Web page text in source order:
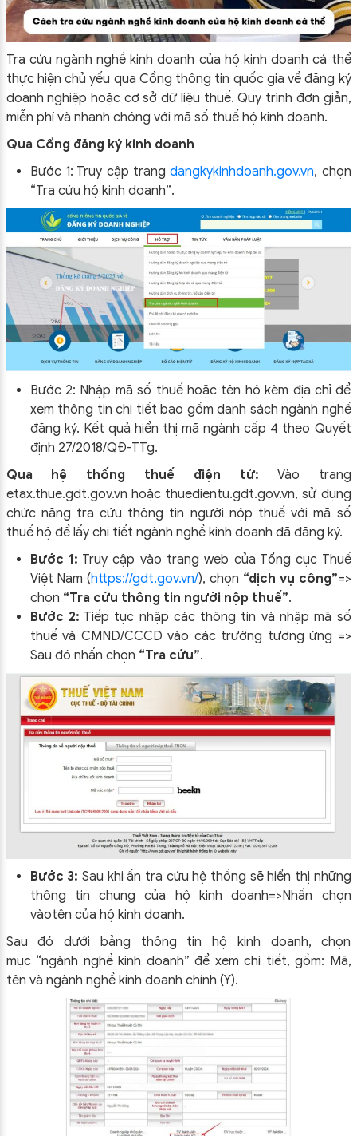
Tra cứu ngành nghề kinh doanh của hộ kinh doanh cá thể
thực hiện chủ yếu qua Cổng thông tin quốc gia về đăng ký
doanh nghiệp hoặc cơ sở dữ liệu thuế. Quy trình đơn giản,
miễn phí và nhanh chóng với mã số thuế hộ kinh doanh.​
Qua Cổng đăng ký kinh doanh
Bước 1: Truy cập trangdangkykinhdoanh.gov.vn, chọn
“Tra cứu hộ kinh doanh”.
Bước 2: Nhập mã số thuế hoặc tên hộ kèm địa chỉ để
xem thông tin chi tiết bao gồm danh sách ngành nghề
đăng ký. Kết quả hiển thị mã ngành cấp 4 theo Quyết
định 27/2018/QĐ-TTg.​
Qua hệ thống thuế điện tử: Vào trang
etax.thue.gdt.gov.vn hoặc thuedientu.gdt.gov.vn, sử dụng
chức năng tra cứu thông tin người nộp thuế với mã số
thuế hộ để lấy chi tiết ngành nghề kinh doanh đã đăng ký.​
Bước 1: Truy cập vào trang web của Tổng cục Thuế
Việt Nam (https://gdt.gov.vn/), chọn “dịch vụ công”=>
chọn “Tra cứu thông tin người nộp thuế”.
Bước 2: Tiếp tục nhập các thông tin và nhập mã số
thuế và CMND/CCCD vào các trường tương ứng =>
Sau đó nhấn chọn “Tra cứu”.
Bước 3: Sau khi ấn tra cứu hệ thống sẽ hiển thị những
thông tin chung của hộ kinh doanh=>Nhấn chọn
vàotên của hộ kinh doanh.
Sau đó dưới bảng thông tin hộ kinh doanh, chọn
mục “ngành nghề kinh doanh” để xem chi tiết, gồm: Mã,
tên và ngành nghề kinh doanh chính (Y).